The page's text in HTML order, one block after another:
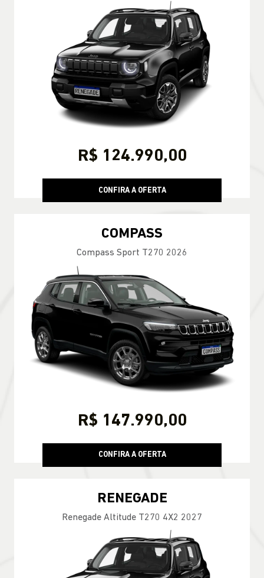
R$ 124.990,00
CONFIRA A OFERTA
COMPASS
Compass Sport T270 2026
R$ 147.990,00
CONFIRA A OFERTA
RENEGADE
Renegade Altitude T270 4X2 2027